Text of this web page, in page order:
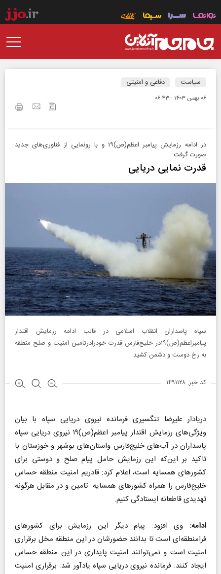
سیاست دفاعی و امنیتی
۰۶ بهمن ۱۴۰۳ - ۰۶:۴۳
در ادامه رزمایش پیامبر اعظم(ص)۱۹ و با رونمایی از فناوری‌های جدید
صورت گرفت
قدرت نمایی دریایی
سپاه پاسداران انقلاب اسلامی در قالب ادامه رزمایش اقتدار
پیامبراعظم(ص)۱۹در خلیج‌فارس قدرت خودرادرتامین امنیت و صلح منطقه
به رخ دوست و دشمن کشید.
کد خبر: ۱۴۹۱۱۲۸
دریادار علیرضا تنگسیری فرمانده نیروی دریایی سپاه با بیان
ویژگی‌های رزمایش اقتدار پیامبر اعظم(ص)۱۹ نیروی دریایی سپاه
پاسداران در آب‌های خلیج‌فارس واستان‌های بوشهر و خوزستان با
تاکید بر این‌که این رزمایش حامل پیام صلح و دوستی برای
کشورهای همسایه است، اعلام کرد: قادریم امنیت منطقه حساس
خلیج‌فارس را همراه کشورهای همسایه تامین و در مقابل هرگونه
تهدیدی قاطعانه ایستادگی کنیم.
ادامه: وی افزود: پیام دیگر این رزمایش برای کشورهای
فرامنطقه‌ای است تا بدانند حضورشان در این منطقه مخل برقراری
امنیت است و نمی‌توانند امنیت پایداری در این منطقه حساس
ایجاد کنند. فرمانده نیروی دریایی سپاه یادآور شد: برقراری امنیت